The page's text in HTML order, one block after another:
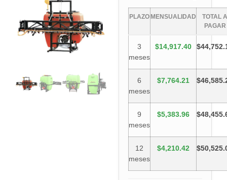
PLAZO MENSUALIDAD
TOTAL A
PAGAR
3
meses
$14,917.40
6
meses
$7,764.21
9
meses
$5,383.96
12
meses
$4,210.42